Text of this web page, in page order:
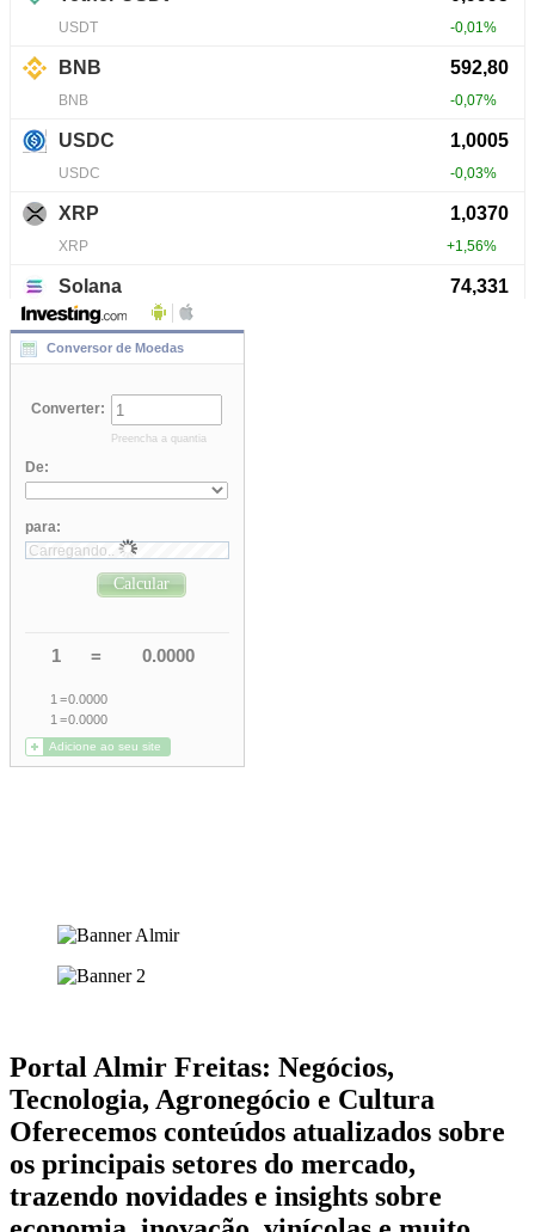
Portal Almir Freitas: Negócios,
Tecnologia, Agronegócio e Cultura
Oferecemos conteúdos atualizados sobre
os principais setores do mercado,
trazendo novidades e insights sobre